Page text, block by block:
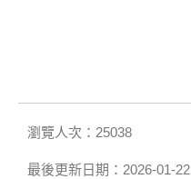
瀏覽人次：25038
最後更新日期：2026-01-22